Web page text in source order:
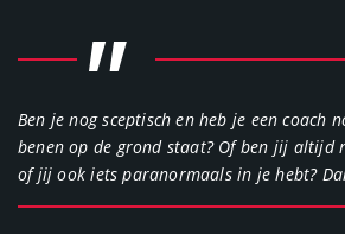
"
Ben je nog sceptisch en heb je een coach
benen op de grond staat? Of ben jij altijd
of jij ook iets paranormaals in je hebt?